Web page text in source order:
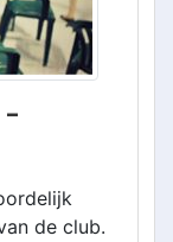
de club.